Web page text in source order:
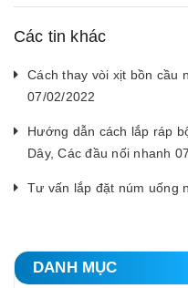
Các tin khác
Cách thay vòi xịt bồn cầu
07/02/2022
Hướng dẫn cách lắp ráp
Dây, Các đầu nối nhanh
Tư vấn lắp đặt núm uống
DANH MỤC